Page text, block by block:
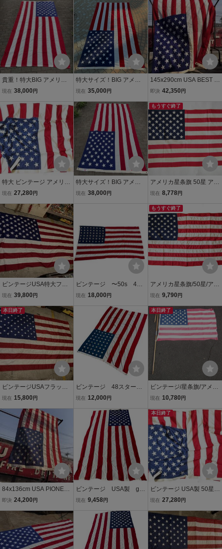
物フラッグ旗USAインテ
リア雑貨
75cm ポール付き ナイロ
ンｘ刺繍 Annin & co Nylo
n MADE IN USA
タリーカリフォルニアウ
トドアメリカントリー車
ガレージ世田谷ベース
貴重！特大BIG アメリカ
ヴィンテージ星条旗フラ
ク雑貨/ロサンゼルス70's
古着ニューヨーク店舗ガ
レージインテリア
現在 38,000 円
特大サイズ！BIG アメリ
カヴィンテージ星条旗刺
ンティーク/ニューヨーク
70's古着インダストリア
ル家具店舗ガレージ
現在 35,000 円
145x290cm USA BEST ビ
ンテージ アメリカンフラ
判 パッチワーク / ディス
プレイ 店舗什器 古着 キャ
ンプ ガレージ
即決 42,350 円
特大 ビンテージ アメリカ
国旗 星条旗 50星 フラッ
m 古着屋 カフェ 店舗什器
D128-71-3985ZT
現在 27,280 円
特大サイズ！BIG アメリ
カヴィンテージ星条旗cott
ジインダストリアル
現在 38,000 円
もうすぐ終了
アメリカ星条旗 50星 アメ
リカ国旗 コットン フラッ
テリア ビンテージ 古着屋
ガレージ D142-71-0011Z
V
現在 8,778円
ビンテージUSA特大フラ
ッグ星条旗3西海岸サーフ
タリーカリフォルニアウ
トドアメリカントリー車
ガレージ世田谷ベース
現在 39,800 円
ビンテージ 〜50s 48
スター 星条旗 フラッ
テリア 雑貨 アンティ
ーク 2606
現在 18,000 円
もうすぐ終了
アメリカ星条旗/50星/アメ
リカ国旗/コットン/フラッ
器/ディスプレイ/古着屋/ガ
レージ/写真スタジオ/ビン
テージ/D72
現在 9,790 円
本日終了
ビンテージUSAフラッグL
星条旗8西海岸サーフスケ
リーカリフォルニアウト
ドアメリカントリー車ガ
レージ世田谷ベース
現在 15,800 円
ビンテージ 48スター
星条旗 アメリカ国旗
イ インテリア 雑貨
アンティーク 2604
現在 12,000 円
本日終了
ビンテージ/星条旗/アメリ
カ国旗/50星/ポール付き/
スプレイ/ガレージ/写真ス
タジオ/背景生地/D128-71
-1124ZV
現在 10,780 円
84x136cm USA PIONEE
R ヴィンテージ アメリカ
旗 コットン / ディスプレ
イ 店舗什器 古着 キャンプ
ガレージ
即決 24,200 円
ビンテージ USA製 go
odwill 星条旗 特大 フ
貨 アンティーク 2506
現在 9,458円
本日終了
ビンテージ USA製 50星
アメリカ国旗 星条旗 フラ
294cm 大判 古着屋 カフ
ェ 店舗什器/D143-71-011
5ZT
現在 27,280 円